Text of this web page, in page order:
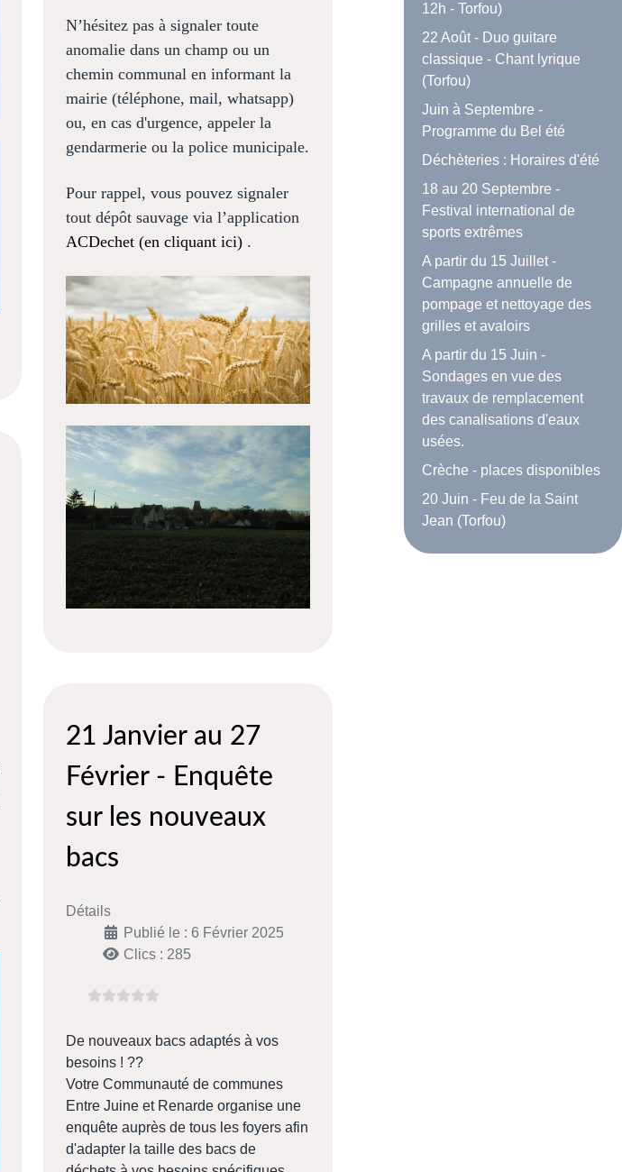
N’hésitez pas à signaler toute
anomalie dans un champ ou un
chemin communal en informant la
mairie (téléphone, mail, whatsapp)
ou, en cas d'urgence, appeler la
gendarmerie ou la police municipale.
Pour rappel, vous pouvez signaler
tout dépôt sauvage via l’application
ACDechet (en cliquant ici) .
21 Janvier au 27
Février - Enquête
sur les nouveaux
bacs
Détails
Publié le : 6 Février 2025
Clics : 285
De nouveaux bacs adaptés à vos
besoins ! ??
Votre Communauté de communes
Entre Juine et Renarde organise une
enquête auprès de tous les foyers afin
d'adapter la taille des bacs de
12h - Torfou)
22 Août - Duo guitare
classique - Chant lyrique
(Torfou)
Juin à Septembre -
Programme du Bel été
Déchèteries : Horaires d'été
18 au 20 Septembre -
Festival international de
sports extrêmes
A partir du 15 Juillet -
Campagne annuelle de
pompage et nettoyage des
grilles et avaloirs
A partir du 15 Juin -
Sondages en vue des
travaux de remplacement
des canalisations d'eaux
usées.
Crèche - places disponibles
20 Juin - Feu de la Saint
Jean (Torfou)